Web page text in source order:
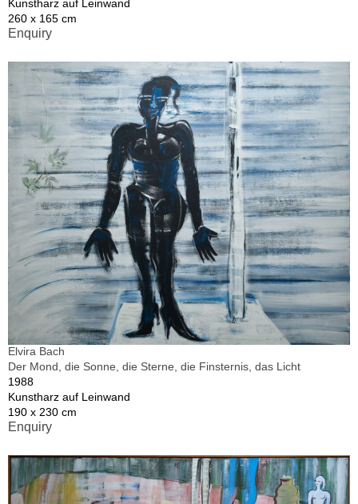
Kunstharz auf Leinwand
260 x 165 cm
Enquiry
Elvira Bach
Der Mond, die Sonne, die Sterne, die Finsternis, das Licht
1988
Kunstharz auf Leinwand
190 x 230 cm
Enquiry